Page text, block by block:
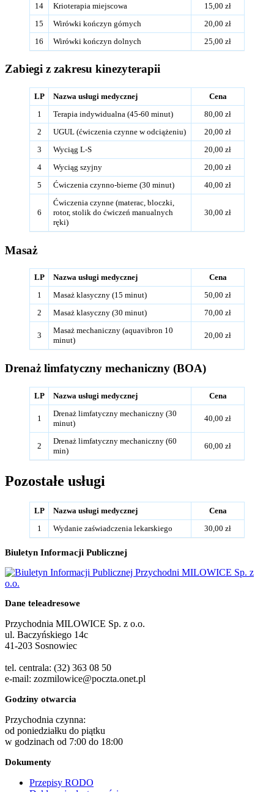
14
Krioterapia miejscowa
15,00 zł
15
Wirówki kończyn górnych
20,00 zł
16
Wirówki kończyn dolnych 25,00 zł
Zabiegi z zakresu kinezyterapii
LP Nazwa usługi medycznej
Cena
1
Terapia indywidualna (45-60 minut)
80,00 zł
2
UGUL (ćwiczenia czynne w odciążeniu)
20,00 zł
3
Wyciąg L-S
20,00 zł
4
Wyciąg szyjny
20,00 zł
5
Ćwiczenia czynno-bierne (30 minut) 40,00 zł
6
Ćwiczenia czynne (materac, bloczki,
rotor, stolik do ćwiczeń manualnych
ręki)
30,00 zł
Masaż
LP Nazwa usługi medycznej
Cena
1
Masaż klasyczny (15 minut)
50,00 zł
2
Masaż klasyczny (30 minut) 70,00 zł
3
Masaż mechaniczny (aquavibron 10
minut)
20,00 zł
Drenaż limfatyczny mechaniczny (BOA)
LP Nazwa usługi medycznej Cena
1
Drenaż limfatyczny mechaniczny (30
minut)
40,00 zł
2
Drenaż limfatyczny mechaniczny (60
min)
60,00 zł
Pozostałe usługi
LP Nazwa usługi medycznej
Cena
1
Wydanie zaświadczenia lekarskiego 30,00 zł
Biuletyn Informacji Publicznej
Dane teleadresowe
Przychodnia MILOWICE Sp. z o.o.
ul. Baczyńskiego 14c
41-203 Sosnowiec
tel. centrala: (32) 363 08 50
e-mail: zozmilowice@poczta.onet.pl
Godziny otwarcia
Przychodnia czynna:
od poniedziałku do piątku
w godzinach od 7:00 do 18:00
Dokumenty
Przepisy RODO